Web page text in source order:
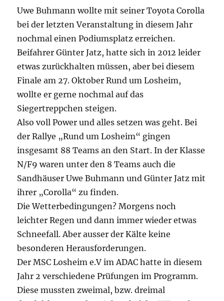
Uwe Buhmann wollte mit seiner Toyota Corolla
bei der letzten Veranstaltung in diesem Jahr
nochmal einen Podiumsplatz erreichen.
Beifahrer Günter Jatz, hatte sich in 2012 leider
etwas zurückhalten müssen, aber bei diesem
Finale am 27. Oktober Rund um Losheim,
wollte er gerne nochmal auf das
Siegertreppchen steigen.
Also voll Power und alles setzen was geht. Bei
der Rallye „Rund um Losheim“ gingen
insgesamt 88 Teams an den Start. In der Klasse
N/F9 waren unter den 8 Teams auch die
Sandhäuser Uwe Buhmann und Günter Jatz mit
ihrer „Corolla“ zu finden.
Die Wetterbedingungen? Morgens noch
leichter Regen und dann immer wieder etwas
Schneefall. Aber ausser der Kälte keine
besonderen Herausforderungen.
Der MSC Losheim e.V im ADAC hatte in diesem
Jahr 2 verschiedene Prüfungen im Programm.
Diese mussten zweimal, bzw. dreimal